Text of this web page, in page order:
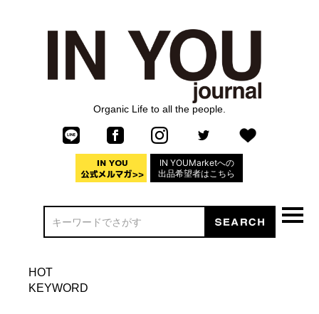
Organic Life to all the people.
IN YOUMarketへの
出品希望者はこちら
HOT
KEYWORD